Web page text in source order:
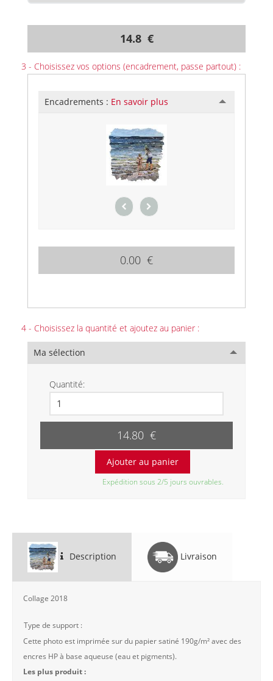
14.8 €
3 - Choisissez vos options (encadrement, passe partout) :
Encadrements : En savoir plus
0.00 €
4 - Choisissez la quantité et ajoutez au panier :
Ma sélection
Quantité:
14.80 €
Expédition sous 2/5 jours ouvrables.
Description Livraison
Collage 2018
Type de support :
Cette photo est imprimée sur du papier satiné 190g/m² avec des
encres HP à base aqueuse (eau et pigments).
Les plus produit :